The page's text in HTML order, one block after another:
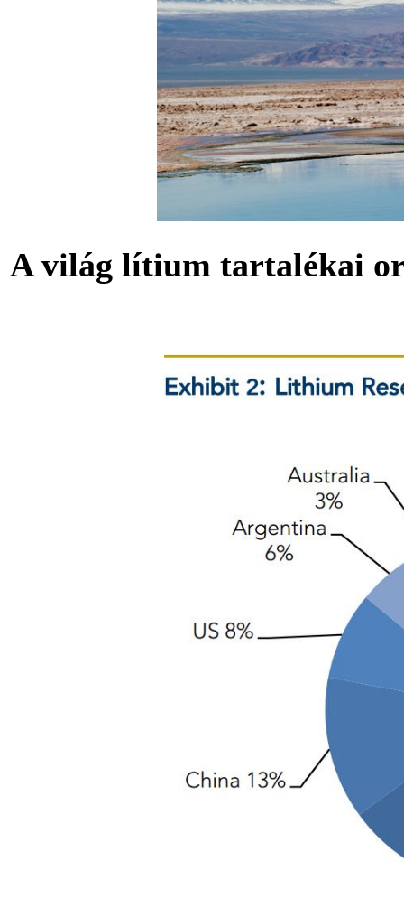
A világ lítium tartalékai